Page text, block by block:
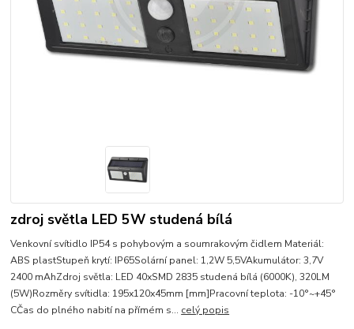
zdroj světla LED 5W studená bílá
Venkovní svítidlo IP54 s pohybovým a soumrakovým čidlem Materiál:
ABS plastStupeň krytí: IP65Solární panel: 1,2W 5,5VAkumulátor: 3,7V
2400 mAhZdroj světla: LED 40xSMD 2835 studená bílá (6000K), 320LM
(5W)Rozměry svítidla: 195x120x45mm [mm]Pracovní teplota: -10°~+45°
CČas do plného nabití na přímém s... celý popis